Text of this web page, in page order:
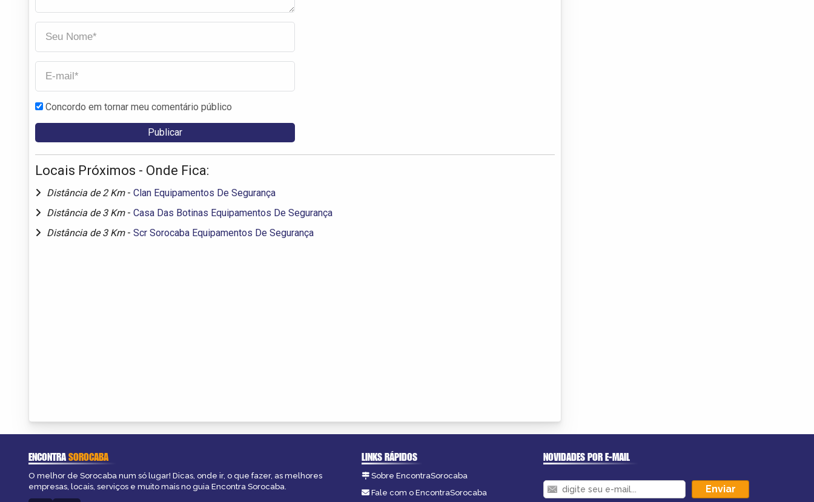
Concordo em tornar meu comentário público
Locais Próximos - Onde Fica:
Distância de 2 Km - Clan Equipamentos De Segurança
Distância de 3 Km - Casa Das Botinas Equipamentos De Segurança
Distância de 3 Km - Scr Sorocaba Equipamentos De Segurança
ENCONTRASOROCABA
O melhor de Sorocaba num só lugar! Dicas, onde ir, o que fazer, as melhores
empresas, locais, serviços e muito mais no guia Encontra Sorocaba.
LINKS RÁPIDOS
Sobre EncontraSorocaba
Fale com o EncontraSorocaba
NOVIDADES POR E-MAIL